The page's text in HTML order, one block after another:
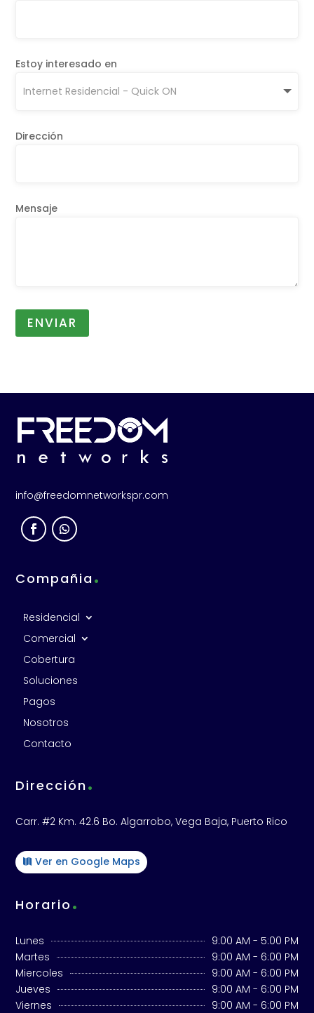
Estoy interesado en
Dirección
Mensaje
ENVIAR
info@freedomnetworkspr.com
Compañia.
Residencial
Comercial
Cobertura
Soluciones
Pagos
Nosotros
Contacto
Dirección.
Carr. #2 Km. 42.6 Bo. Algarrobo, Vega Baja, Puerto Rico
Ver en Google Maps
Horario .
Lunes
9:00 AM - 5:00 PM
Martes
9:00 AM - 6:00 PM
Miercoles
9:00 AM - 6:00 PM
Jueves
9:00 AM - 6:00 PM
Viernes
9:00 AM - 6:00 PM